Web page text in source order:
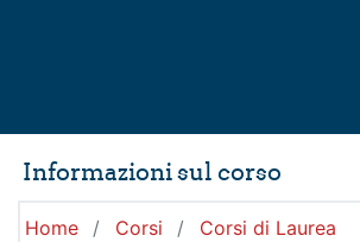
Informazioni sul corso
Home Corsi
Corsi di Laurea